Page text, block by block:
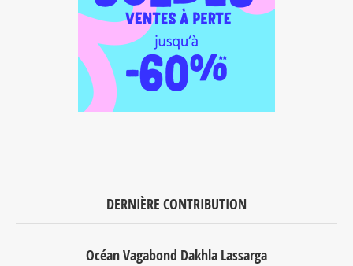
DERNIÈRE CONTRIBUTION
Océan Vagabond Dakhla Lassarga